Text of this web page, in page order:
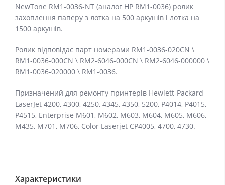
NewTone RM1-0036-NT (аналог HP RM1-0036) ролик
захоплення паперу з лотка на 500 аркушів і лотка на
1500 аркушів.
Ролик відповідає парт номерами RM1-0036-020CN \
RM1-0036-000CN \ RM2-6046-000CN \ RM2-6046-000000 \
RM1-0036-020000 \ RM1-0036.
Призначений для ремонту принтерів Hewlett-Packard
LaserJet 4200, 4300, 4250, 4345, 4350, 5200, P4014, P4015,
P4515, Enterprise M601, M602, M603, M604, M605, M606,
M435, M701, M706, Color Laserjet CP4005, 4700, 4730.
Характеристики